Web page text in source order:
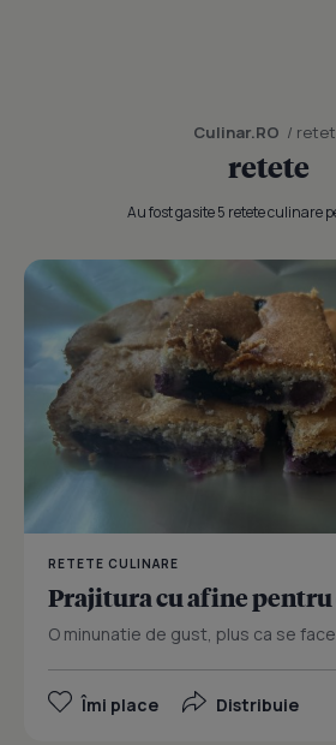
Culinar.RO /
retete
Au fost gasite 5 retete culinare
RETETE CULINARE
Prajitura cu afine
O minunatie de gust, plus ca se
Îmi place Distribuie